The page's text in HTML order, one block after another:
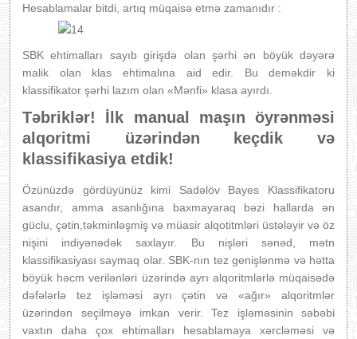
Hesablamalar bitdi, artıq müqaisə etmə zamanıdır :
SBK ehtimalları sayıb girişdə olan şərhi ən böyük dəyərə
malik olan klas ehtimalına aid edir. Bu deməkdir ki
klassifikator şərhi lazım olan «Mənfi» klasa ayırdı.
Təbriklər! İlk manual maşın öyrənməsi
alqoritmi üzərindən keçdik və
klassifikasiya etdik!
Özünüzdə gördüyünüz kimi Sadəlöv Bayes Klassifikatoru
asandır, amma asanlığına baxmayaraq bəzi hallarda ən
güclu, çətin,təkminləşmiş və müasir alqotitmləri üstələyir və öz
nişini indiyənədək saxlayır. Bu nişləri sənəd, mətn
klassifikasiyası saymaq olar. SBK-nın tez genişlənmə və hətta
böyük həcm verilənləri üzərində ayrı alqoritmlərlə müqaisədə
dəfələrlə tez işləməsi ayrı çətin və «ağır» alqoritmlər
üzərindən seçilməyə imkan verir. Tez işləməsinin səbəbi
vaxtın daha çox ehtimalları hesablamaya xərcləməsi və